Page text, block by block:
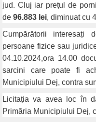
jud. Cluj iar prețul de
de 96.883 lei, diminuat cu
Cumpărătorii interesați
persoane fizice sau
04.10.2024,ora 14.00
sarcini care poate fi
Municipiului Dej, contra
Licitația va avea loc în
Primăria Municipiului Dej,